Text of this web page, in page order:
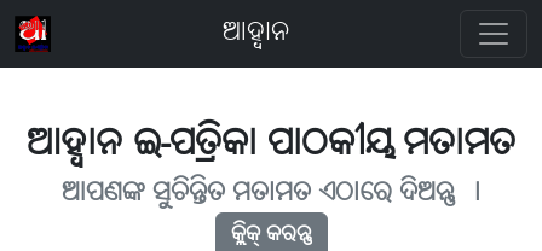
ଆହ୍ବାନ
ଆହ୍ବାନ ଇ-ପତ୍ରିକା ପାଠକୀୟ ମତାମତ
ଆପଣଙ୍କ ସୁଚିନ୍ତିତ ମତାମତ ଏଠାରେ ଦିଅନ୍ତୁ ୤
କ୍ଲିକ୍ କରନ୍ତୁ